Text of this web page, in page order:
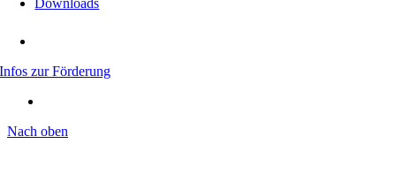
Downloads
Infos zur Förderung
Nach oben